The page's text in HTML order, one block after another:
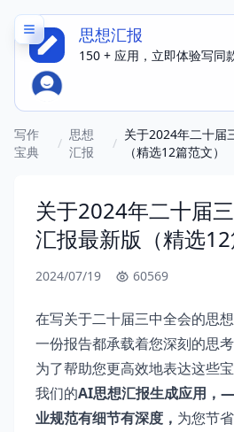
思想汇报
150 + 应用，立即体验写同
写作
宝典
/
思想
汇报
/
关于2024年二十届
（精选12篇范文）
关于2024年二十届
汇报最新版（精选12
2024/07/19 60569
在写关于二十届三中全会的思
一份报告都承载着您深刻的思考
为了帮助您更高效地表达这些
我们的AI思想汇报生成应用，
业规范有细节有深度， 为您节